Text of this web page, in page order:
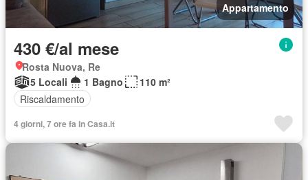
Appartamento
430 €/al mese
Rosta Nuova, Re
5 Locali
1 Bagno
110 m²
Riscaldamento
4 giorni, 7 ore fa in Casa.it